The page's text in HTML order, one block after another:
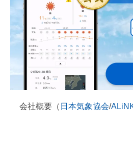
会社概要（ 日本気象協会/